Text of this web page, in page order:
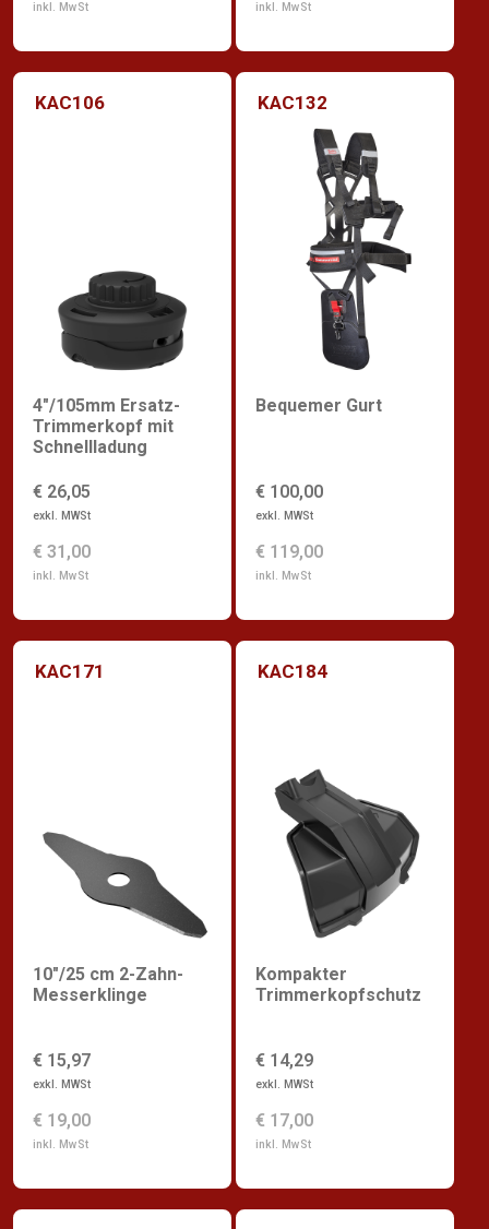
inkl. MwSt inkl. MwSt
KAC106
4"/105mm Ersatz-
Trimmerkopf mit
Schnellladung
€ 26,05
exkl. MWSt
€ 31,00
inkl. MwSt
KAC132
Bequemer Gurt
€ 100,00
exkl. MWSt
€ 119,00
inkl. MwSt
KAC171
10"/25 cm 2-Zahn-
Messerklinge
€ 15,97
exkl. MWSt
€ 19,00
inkl. MwSt
KAC184
Kompakter
Trimmerkopfschutz
€ 14,29
exkl. MWSt
€ 17,00
inkl. MwSt